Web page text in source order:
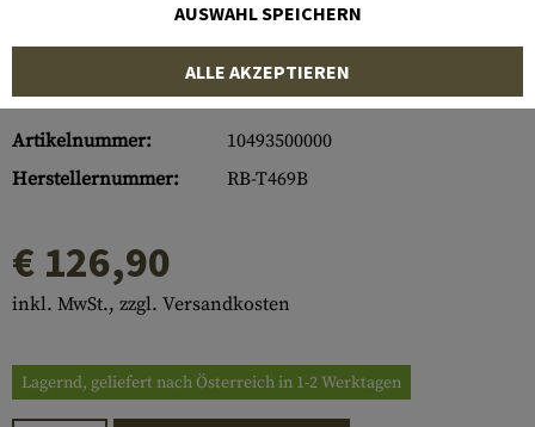
Artikelnummer:
10493500000
Herstellernummer:
RB-T469B
€ 126,90
inkl. MwSt., zzgl. Versandkosten
Lagernd, geliefert nach Österreich in 1-2 Werktagen
AUSWAHL SPEICHERN
ALLE AKZEPTIEREN